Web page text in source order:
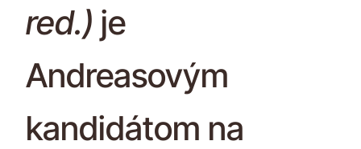
red.) je
Andreasovým
kandidátom na